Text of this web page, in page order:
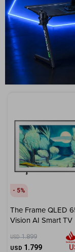
USD 2.599
USD 2.499
ENVIO GRATIS
GARANTÍA: 1 AÑO
ENVÍO A TODO EL
5
The Frame QLED
Vision AI Smart TV
USD 1.899
USD 1.799